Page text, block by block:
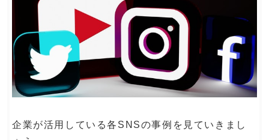
企業が活用している各SNSの事例を見ていきまし